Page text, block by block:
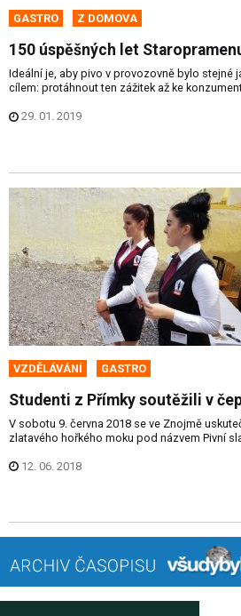
GASTRO Z DOMOVA
150 úspěšných let
Ideální je, aby pivo v provozovně bylo stejné
cílem: protáhnout ten zážitek až ke
29. 01. 2019
VZDĚLÁVÁNÍ GASTRO
Studenti z Přímky soutěžili v
V sobotu 9. června 2018 se ve Znojmě
zlatavého hořkého moku pod názvem Pivní
12. 06. 2018